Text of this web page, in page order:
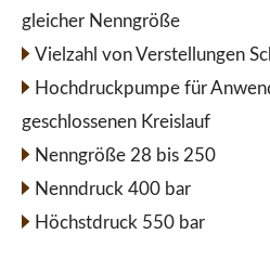
gleicher Nenngröße
Vielzahl von Verstellungen
Hochdruckpumpe für
geschlossenen Kreislauf
Nenngröße 28 bis 250
Nenndruck 400 bar
Höchstdruck 550 bar